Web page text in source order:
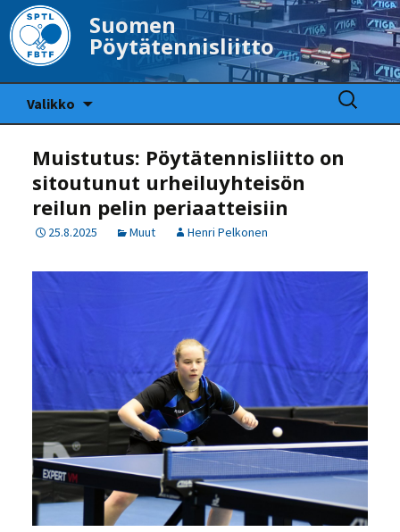
Suomen
Pöytätennisliitto
Valikko
Haku:
Muistutus: Pöytätennisliitto on
sitoutunut urheiluyhteisön
reilun pelin periaatteisiin
25.8.2025 Muut Henri Pelkonen